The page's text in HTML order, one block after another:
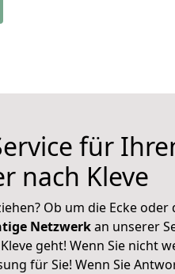
für
nach Kleve
Ob um die Ecke
Netzwerkan unserer
geht! Wenn Sie nicht
für Sie! Wenn Sie